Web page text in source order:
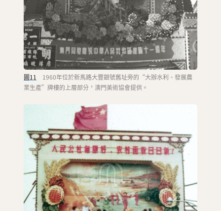
圖11
1960年位於新馬路大豐銀號舊址旁的“大辦水利、發展農
業生產”牌樓的上層部分，澳門美術協會提供。